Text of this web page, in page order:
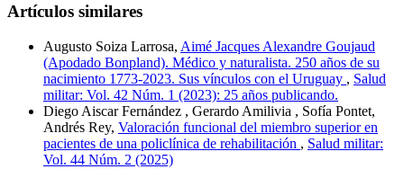
Artículos similares
Augusto Soiza Larrosa, Aimé Jacques Alexandre Goujaud
(Apodado Bonpland). Médico y naturalista. 250 años de su
nacimiento 1773-2023. Sus vínculos con el Uruguay , Salud
militar: Vol. 42 Núm. 1 (2023): 25 años publicando.
Diego Aiscar Fernández , Gerardo Amilivia , Sofía Pontet,
Andrés Rey, Valoración funcional del miembro superior en
pacientes de una policlínica de rehabilitación , Salud militar:
Vol. 44 Núm. 2 (2025)